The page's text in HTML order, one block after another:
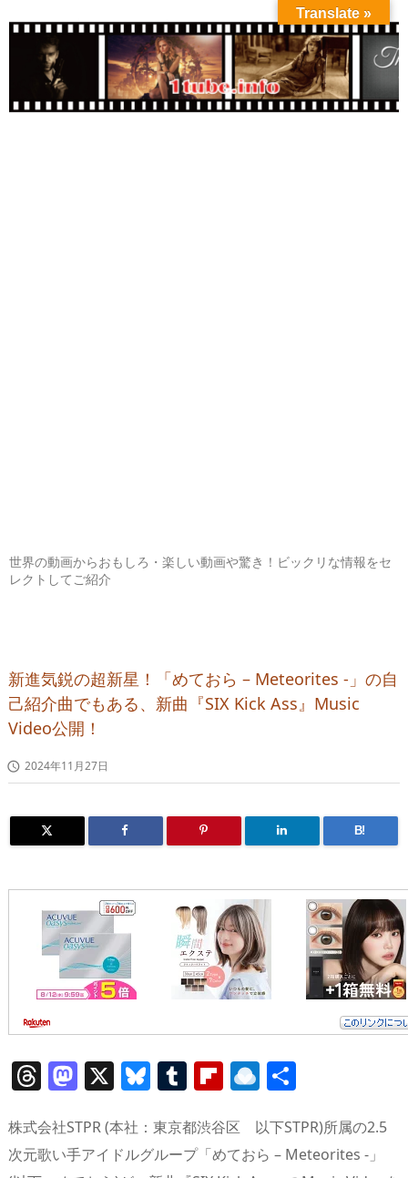
世界の動画からおもしろ・楽しい動画や驚き！ビックリな情報をセ
レクトしてご紹介
新進気鋭の超新星！「めておら – Meteorites -」の自
己紹介曲でもある、新曲『SIX Kick Ass』Music
Video公開！
 2024年11月27日
B!
T
re
a
M
st
o
X Bl
e
sk
T
m
bl
Fl
b
o
R
n
d
株式会社STPR (本社：東京都渋谷区 以下STPR)所属の2.5
次元歌い手アイドルグループ「めておら – Meteorites -」
Translate »